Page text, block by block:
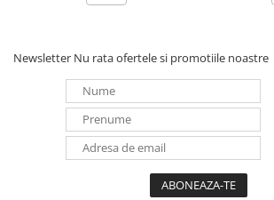
Newsletter Nu rata ofertele si promotiile noastre